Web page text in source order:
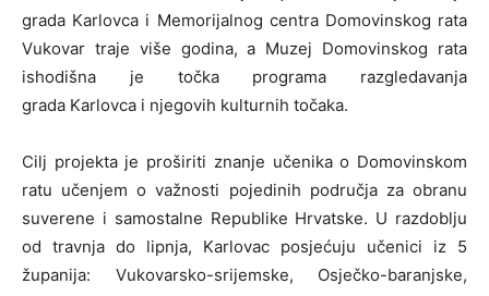
grada Karlovca i Memorijalnog centra Domovinskog rata
Vukovar traje više godina, a Muzej Domovinskog rata
ishodišna je točka programa razgledavanja
grada Karlovca i njegovih kulturnih točaka.
Cilj projekta je proširiti znanje učenika o Domovinskom
ratu učenjem o važnosti pojedinih područja za obranu
suverene i samostalne Republike Hrvatske. U razdoblju
od travnja do lipnja, Karlovac posjećuju učenici iz 5
županija: Vukovarsko-srijemske, Osječko-baranjske,